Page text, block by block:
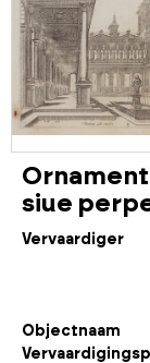
siue
Vervaardiger
Objectnaam